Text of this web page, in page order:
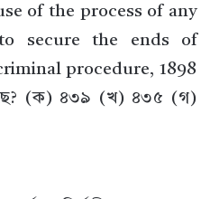
of the process of any
secure the ends of
procedure, 1898
(ক) ৪৩৯ (খ) ৪৩৫ (গ)